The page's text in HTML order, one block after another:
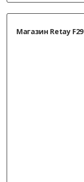
Магазин Retay F29